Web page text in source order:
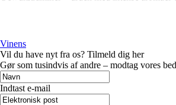
Vinens
Vil du have nyt fra os? Tilmeld dig her
Gør som tusindvis af andre – modtag vores
Indtast e-mail